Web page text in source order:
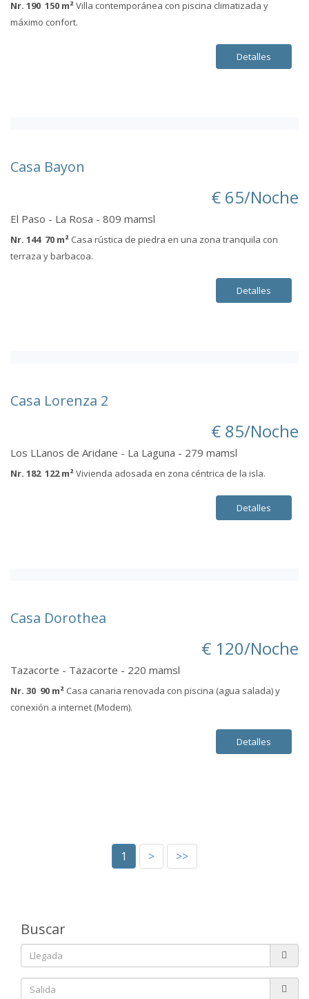
Nr. 190 150 m²Villa contemporánea con piscina climatizada y
máximo confort.
Detalles
Casa Bayon
€ 65/Noche
El Paso - La Rosa - 809 mamsl
Nr. 144 70 m² Casa rústica de piedra en una zona tranquila con
terraza y barbacoa.
Detalles
Casa Lorenza 2
€ 85/Noche
Los LLanos de Aridane - La Laguna - 279 mamsl
Nr. 182 122 m²Vivienda adosada en zona céntrica de la isla.
Detalles
Casa Dorothea
€ 120/Noche
Tazacorte - Tazacorte - 220 mamsl
Nr. 30 90 m² Casa canaria renovada con piscina (agua salada) y
conexión a internet (Modem).
Detalles
1 > >>
Buscar